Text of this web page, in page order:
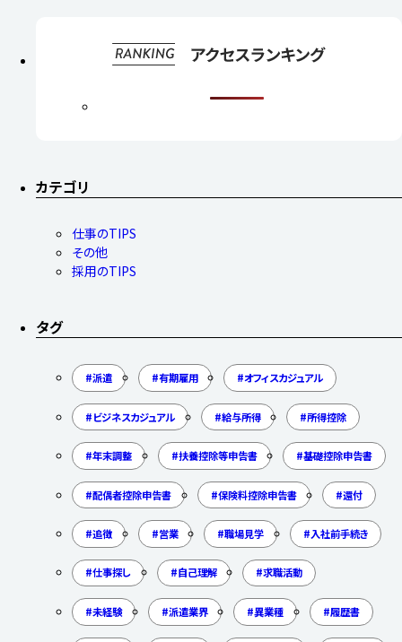
カテゴリ
仕事のTIPS
その他
採用のTIPS
タグ
派遣 有期雇用 オフィスカジュアル
ビジネスカジュアル 給与所得 所得控除
年末調整 扶養控除等申告書 基礎控除申告書
配偶者控除申告書 保険料控除申告書 還付
追徴 営業 職場見学 入社前手続き
仕事探し 自己理解 求職活動
未経験 派遣業界 異業種 履歴書